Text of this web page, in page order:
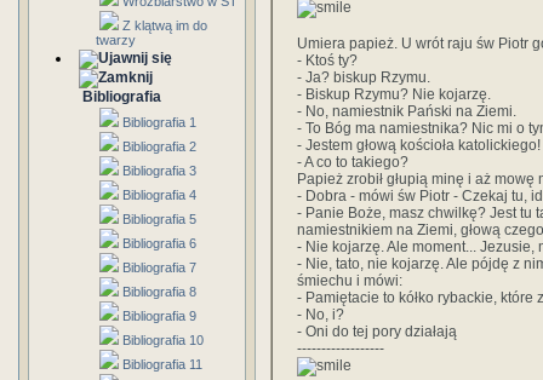
Z klątwą im do
twarzy
Bibliografia
Bibliografia 1
Bibliografia 2
Bibliografia 3
Bibliografia 4
Bibliografia 5
Bibliografia 6
Bibliografia 7
Bibliografia 8
Bibliografia 9
Bibliografia 10
Bibliografia 11
Umiera papież. U wrót raju św Piotr
- Ktoś ty?
- Ja? biskup Rzymu.
- Biskup Rzymu? Nie kojarzę.
- No, namiestnik Pański na Ziemi.
- To Bóg ma namiestnika? Nic mi o
- Jestem głową kościoła katolickiego!
- A co to takiego?
Papież zrobił głupią minę i aż mowę
- Dobra - mówi św Piotr - Czekaj tu,
- Panie Boże, masz chwilkę? Jest tu
namiestnikiem na Ziemi, głową
- Nie kojarzę. Ale moment... Jezusie,
- Nie, tato, nie kojarzę. Ale pójdę z
śmiechu i mówi:
- Pamiętacie to kółko rybackie, które
- No, i?
- Oni do tej pory działają
------------------